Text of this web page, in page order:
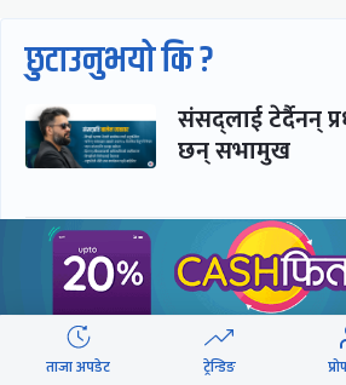
छुटाउनुभयो कि ?
संसद्लाई टेर्दैनन्
छन् सभामुख
‘अस्थायी
व्यवस्था विस्थापित
ताजा अपडेट ट्रेन्डिङ